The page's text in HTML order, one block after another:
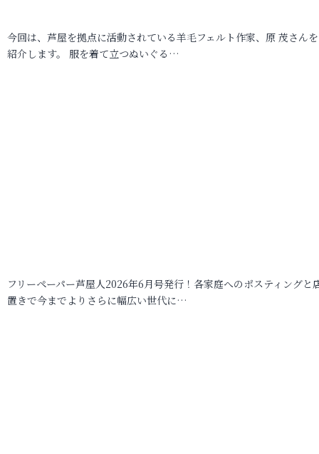
今回は、芦屋を拠点に活動されている羊毛フェルト作家、原 茂さん
紹介します。 服を着て立つぬいぐる…
フリーペーパー芦屋人2026年6月号発行！各家庭へのポスティングと
置きで今までよりさらに幅広い世代に…